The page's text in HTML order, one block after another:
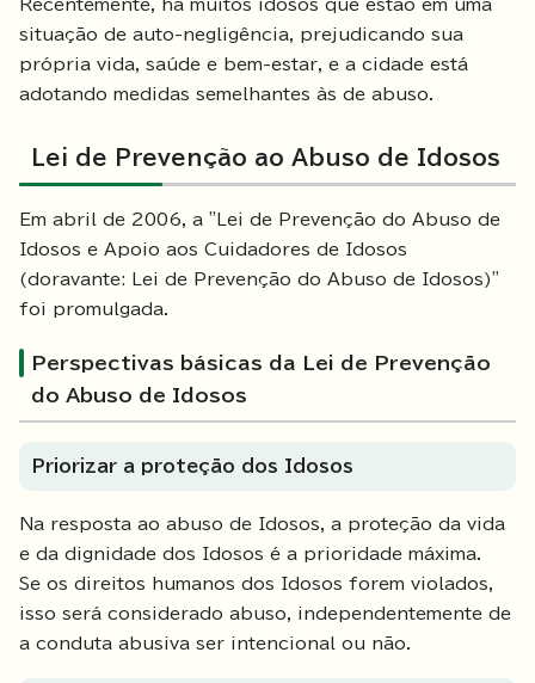
Recentemente, há muitos idosos que estão em uma
situação de auto-negligência, prejudicando sua
própria vida, saúde e bem-estar, e a cidade está
adotando medidas semelhantes às de abuso.
Lei de Prevenção ao Abuso de Idosos
Em abril de 2006, a "Lei de Prevenção do Abuso de
Idosos e Apoio aos Cuidadores de Idosos
(doravante: Lei de Prevenção do Abuso de Idosos)"
foi promulgada.
Perspectivas básicas da Lei de Prevenção
do Abuso de Idosos
Priorizar a proteção dos Idosos
Na resposta ao abuso de Idosos, a proteção da vida
e da dignidade dos Idosos é a prioridade máxima.
Se os direitos humanos dos Idosos forem violados,
isso será considerado abuso, independentemente de
a conduta abusiva ser intencional ou não.